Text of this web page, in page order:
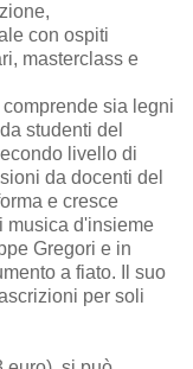
con ospiti
masterclass e
sia legni
studenti del
livello di
da docenti del
e cresce
musica d'insieme
Gregori e in
a fiato. Il suo
per soli